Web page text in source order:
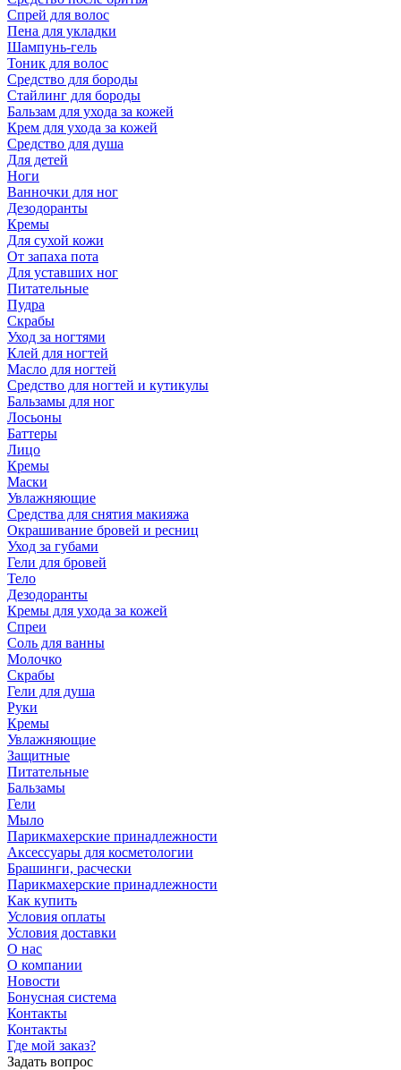
Спрей для волос
Пена для укладки
Шампунь-гель
Тоник для волос
Средство для бороды
Стайлинг для бороды
Бальзам для ухода за кожей
Крем для ухода за кожей
Средство для душа
Для детей
Ноги
Ванночки для ног
Дезодоранты
Кремы
Для сухой кожи
От запаха пота
Для уставших ног
Питательные
Пудра
Скрабы
Уход за ногтями
Клей для ногтей
Масло для ногтей
Средство для ногтей и кутикулы
Бальзамы для ног
Лосьоны
Баттеры
Лицо
Кремы
Маски
Увлажняющие
Средства для снятия макияжа
Окрашивание бровей и ресниц
Уход за губами
Гели для бровей
Тело
Дезодоранты
Кремы для ухода за кожей
Спреи
Соль для ванны
Молочко
Скрабы
Гели для душа
Руки
Кремы
Увлажняющие
Защитные
Питательные
Бальзамы
Гели
Мыло
Парикмахерские принадлежности
Аксессуары для косметологии
Брашинги, расчески
Парикмахерские принадлежности
Как купить
Условия оплаты
Условия доставки
О нас
О компании
Новости
Бонусная система
Контакты
Контакты
Где мой заказ?
Задать вопрос